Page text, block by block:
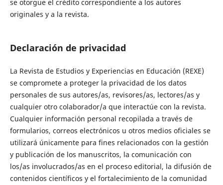
se otorgue el crédito correspondiente a los autores
originales y a la revista.
Declaración de privacidad
La Revista de Estudios y Experiencias en Educación (REXE)
se compromete a proteger la privacidad de los datos
personales de sus autores/as, revisores/as, lectores/as y
cualquier otro colaborador/a que interactúe con la revista.
Cualquier información personal recopilada a través de
formularios, correos electrónicos u otros medios oficiales se
utilizará únicamente para fines relacionados con la gestión
y publicación de los manuscritos, la comunicación con
los/as involucrados/as en el proceso editorial, la difusión de
contenidos científicos y el fortalecimiento de la comunidad